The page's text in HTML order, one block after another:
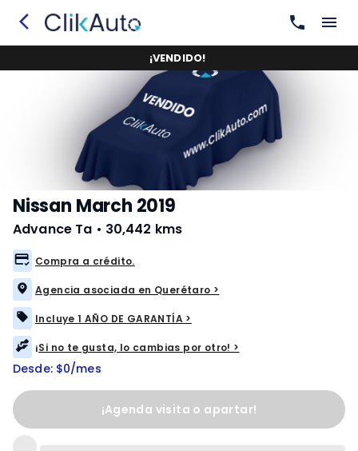
¡VENDIDO!
Nissan March 2019
Advance Ta • 30,442 kms
Compra a crédito.
Agencia asociada en Querétaro >
Incluye 1 AÑO DE GARANTÍA >
¡Si no te gusta, lo cambias por otro! >
Desde: $0/mes
¡Agenda visita o apartar!